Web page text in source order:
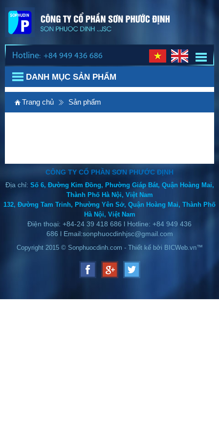
Hotline: ​+84 949 436 686
DANH MỤC SẢN PHẨM
Trang chủ Sản phẩm
CÔNG TY CỔ PHẦN SƠN PHƯỚC ĐỊNH
Địa chỉ: Số 6, Đường Kim Đồng, Phường Giáp Bát, Quận Hoàng Mai,
Thành Phố Hà Nội, Việt Nam
132, Đường Tam Trinh, Phường Yên Sở, Quận Hoàng Mai, Thành Phố
Hà Nội, Việt Nam
Điện thoại: +84-24 39 418 686 l Hotline: +84 949 436
686 l Email:sonphuocdinhjsc@gmail.com
Copyright 2015 © Sonphuocdinh.com - Thiết kế bởi BICWeb.vn™